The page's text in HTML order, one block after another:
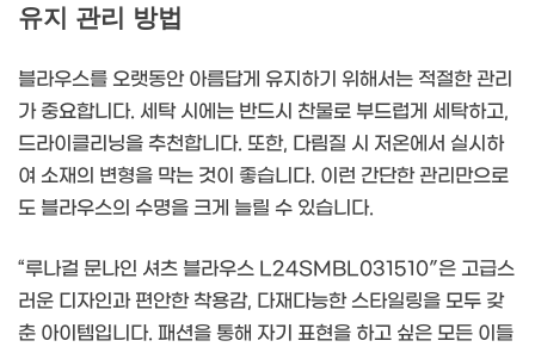
유지 관리 방법
블라우스를 오랫동안 아름답게 유지하기 위해서는 적절한 관리
가 중요합니다. 세탁 시에는 반드시 찬물로 부드럽게 세탁하고,
드라이클리닝을 추천합니다. 또한, 다림질 시 저온에서 실시하
여 소재의 변형을 막는 것이 좋습니다. 이런 간단한 관리만으로
도 블라우스의 수명을 크게 늘릴 수 있습니다.
“루나걸 문나인 셔츠 블라우스 L24SMBL031510″은 고급스
러운 디자인과 편안한 착용감, 다재다능한 스타일링을 모두 갖
춘 아이템입니다. 패션을 통해 자기 표현을 하고 싶은 모든 이들